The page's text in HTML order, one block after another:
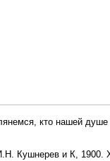
кто нашей
Кушнерев и К, 1900.